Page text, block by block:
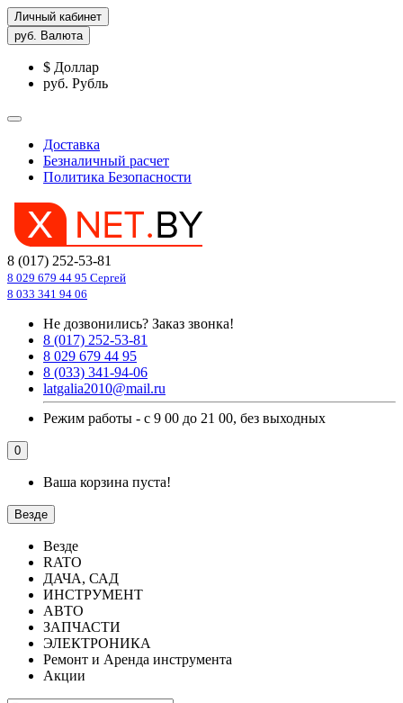
Личный кабинет
руб. Валюта
$ Доллар
руб. Рубль
Доставка
Безналичный расчет
Политика Безопасности
8 (017) 252-53-81
8 029 679 44 95 Сергей
8 033 341 94 06
Не дозвонились? Заказ звонка!
8 (017) 252-53-81
8 029 679 44 95
8 (033) 341-94-06
latgalia2010@mail.ru
Режим работы - с 9 00 до 21 00, без выходных
0
Ваша корзина пуста!
Везде
Везде
RATO
ДАЧА, САД
ИНСТРУМЕНТ
АВТО
ЗАПЧАСТИ
ЭЛЕКТРОНИКА
Ремонт и Аренда инструмента
Акции